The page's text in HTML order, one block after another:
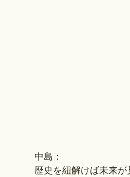
中島：
歴史を紐解けば未来